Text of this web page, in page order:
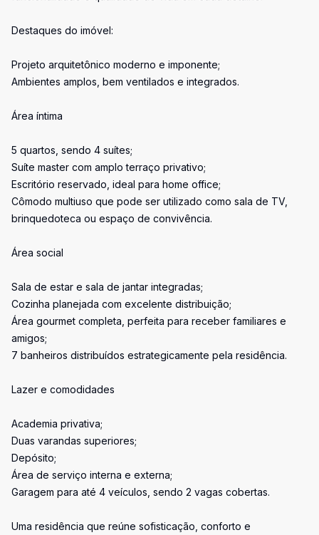
Destaques do imóvel:
Projeto arquitetônico moderno e imponente;
Ambientes amplos, bem ventilados e integrados.
Área íntima
5 quartos, sendo 4 suítes;
Suíte master com amplo terraço privativo;
Escritório reservado, ideal para home office;
Cômodo multiuso que pode ser utilizado como sala de TV,
brinquedoteca ou espaço de convivência.
Área social
Sala de estar e sala de jantar integradas;
Cozinha planejada com excelente distribuição;
Área gourmet completa, perfeita para receber familiares e
amigos;
7 banheiros distribuídos estrategicamente pela residência.
Lazer e comodidades
Academia privativa;
Duas varandas superiores;
Depósito;
Área de serviço interna e externa;
Garagem para até 4 veículos, sendo 2 vagas cobertas.
Uma residência que reúne sofisticação, conforto e